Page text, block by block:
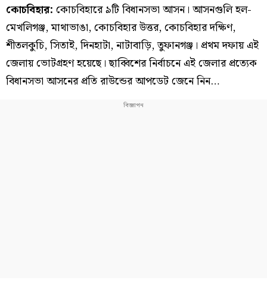
কোচবিহার: কোচবিহারে ৯টি বিধানসভা আসন। আসনগুলি হল-
মেখলিগঞ্জ, মাথাভাঙা, কোচবিহার উত্তর, কোচবিহার দক্ষিণ,
শীতলকুচি, সিতাই, দিনহাটা, নাটাবাড়ি, তুফানগঞ্জ। প্রথম দফায় এই
জেলায় ভোটগ্রহণ হয়েছে। ছাব্বিশের নির্বাচনে এই জেলার প্রত্যেক
বিধানসভা আসনের প্রতি রাউন্ডের আপডেট জেনে নিন…